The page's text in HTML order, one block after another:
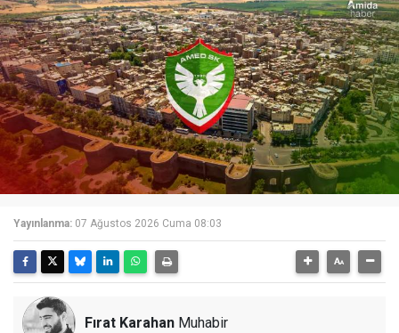
Yayınlanma: 07 Ağustos 2026 Cuma 08:03
Fırat Karahan Muhabir